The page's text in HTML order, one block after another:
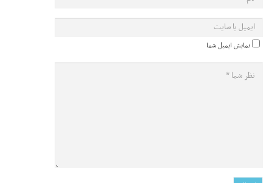
نمایش ایمیل شما